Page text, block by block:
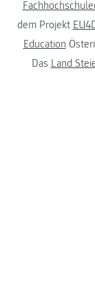
dem Projekt
Education
Das Land